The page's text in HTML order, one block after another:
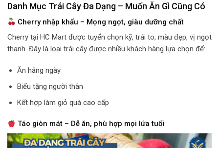
Danh Mục Trái Cây Đa Dạng – Muốn Ăn Gì Cũng Có
Cherry nhập khẩu – Mọng ngọt, giàu dưỡng chất
Cherry tại HC Mart được tuyển chọn kỹ, trái to, màu đẹp, vị ngọt
thanh. Đây là loại trái cây được nhiều khách hàng lựa chọn để:
Ăn hằng ngày
Biếu tặng người thân
Kết hợp làm giỏ quà cao cấp
Táo giòn mát – Dễ ăn, phù hợp mọi lứa tuổi